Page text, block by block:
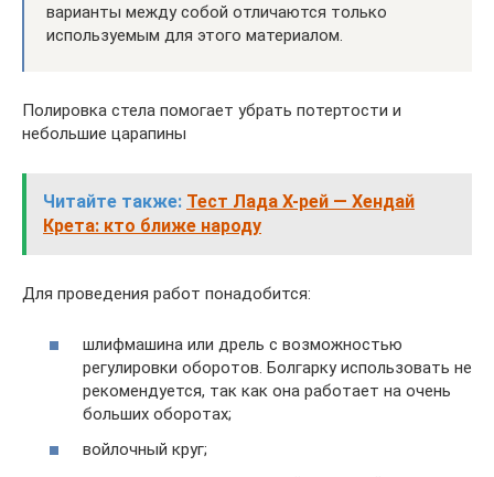
варианты между собой отличаются только
используемым для этого материалом.
Полировка стела помогает убрать потертости и
небольшие царапины
Читайте также: Тест Лада Х-рей — Хендай
Крета: кто ближе народу
Для проведения работ понадобится:
шлифмашина или дрель с возможностью
регулировки оборотов. Болгарку использовать не
рекомендуется, так как она работает на очень
больших оборотах;
войлочный круг;